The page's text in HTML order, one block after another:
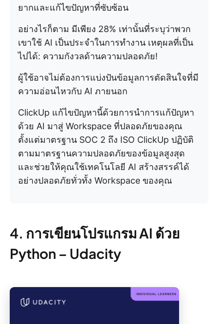
ยากและแก้ไขปัญหาที่ซับซ้อน
อย่างไรก็ตาม มีเพียง 28% เท่านั้นที่ระบุว่าพวก
เขาใช้ AI เป็นประจำในการทำงาน เหตุผลที่เป็น
ไปได้: ความกังวลด้านความปลอดภัย!
ผู้ใช้อาจไม่ต้องการแบ่งปันข้อมูลการตัดสินใจที่มี
ความอ่อนไหวกับ AI ภายนอก
ClickUp แก้ไขปัญหานี้ด้วยการนำการแก้ปัญหา
ด้วย AI มาสู่ Workspace ที่ปลอดภัยของคุณ
ตั้งแต่มาตรฐาน SOC 2 ถึง ISO ClickUp ปฏิบัติ
ตามมาตรฐานความปลอดภัยของข้อมูลสูงสุด
และช่วยให้คุณใช้เทคโนโลยี AI สร้างสรรค์ได้
อย่างปลอดภัยทั่วทั้ง Workspace ของคุณ
4. การเขียนโปรแกรม AI ด้วย
Python – Udacity